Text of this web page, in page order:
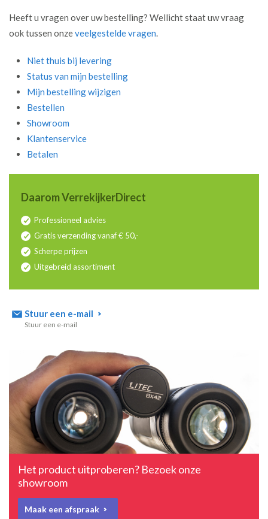
Heeft u vragen over uw bestelling? Wellicht staat uw vraag
ook tussen onzeveelgestelde vragen.
Niet thuis bij levering
Status van mijn bestelling
Mijn bestelling wijzigen
Bestellen
Showroom
Klantenservice
Betalen
Daarom VerrekijkerDirect
Professioneel advies
Gratis verzending vanaf € 50,-
Scherpe prijzen
Uitgebreid assortiment
Stuur een e-mail
Stuur een e-mail
Het product uitproberen? Bezoek onze
showroom
Maak een afspraak